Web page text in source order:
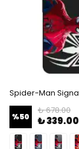
%50
₺ 678.00
₺ 339.00